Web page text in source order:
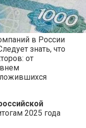
в России
знать, что
от
2025 года